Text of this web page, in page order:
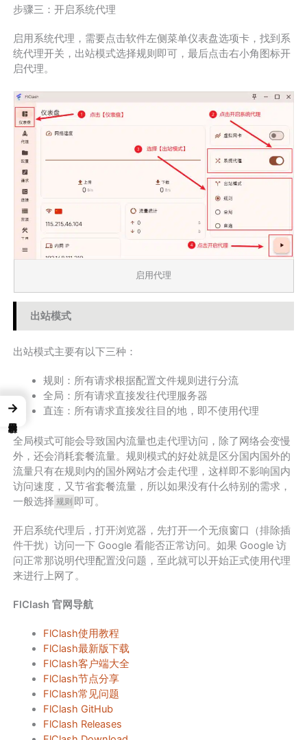
步骤三：开启系统代理
启用系统代理，需要点击软件左侧菜单仪表盘选项卡，找到系
统代理开关，出站模式选择规则即可，最后点击右小角图标开
启代理。
启用代理
出站模式
出站模式主要有以下三种：
规则：所有请求根据配置文件规则进行分流
全局：所有请求直接发往代理服务器
直连：所有请求直接发往目的地，即不使用代理
全局模式可能会导致国内流量也走代理访问，除了网络会变慢
外，还会消耗套餐流量。规则模式的好处就是区分国内国外的
流量只有在规则内的国外网站才会走代理，这样即不影响国内
访问速度，又节省套餐流量，所以如果没有什么特别的需求，
一般选择 规则 即可。
开启系统代理后，打开浏览器，先打开一个无痕窗口（排除插
件干扰）访问一下 Google 看能否正常访问。如果 Google 访
问正常那说明代理配置没问题，至此就可以开始正式使用代理
来进行上网了。
FlClash 官网导航
FlClash使用教程
FlClash最新版下载
FlClash客户端大全
FlClash节点分享
FlClash常见问题
FlClash GitHub
FlClash Releases
→